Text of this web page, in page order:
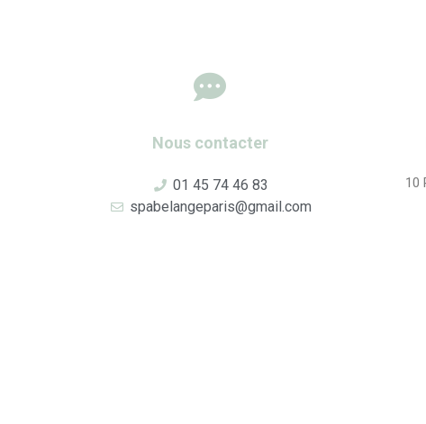
Nous contacter
01 45 74 46 83
spabelangeparis@gmail.com
10